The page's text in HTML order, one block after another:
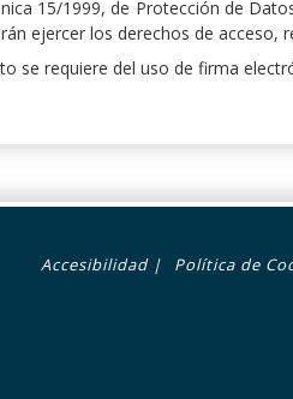
15/1999, de Protección de
ejercer los derechos de acceso,
se requiere del uso de firma
Footer
Accesibilidad | Política de